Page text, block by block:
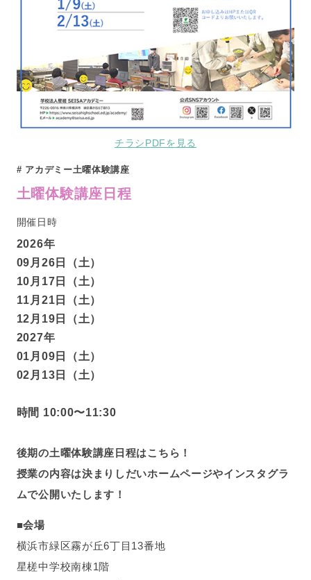
チラシPDFを見る
アカデミー土曜体験講座
土曜体験講座日程
開催日時
2026年
09月26日（土）
10月17日（土）
11月21日（土）
12月19日（土）
2027年
01月09日（土）
02月13日（土）
時間 10:00〜11:30
後期の土曜体験講座日程はこちら！
授業の内容は決まりしだいホームページやインスタグラ
ムで公開いたします！
■会場
横浜市緑区霧が丘6丁目13番地
星槎中学校南棟1階